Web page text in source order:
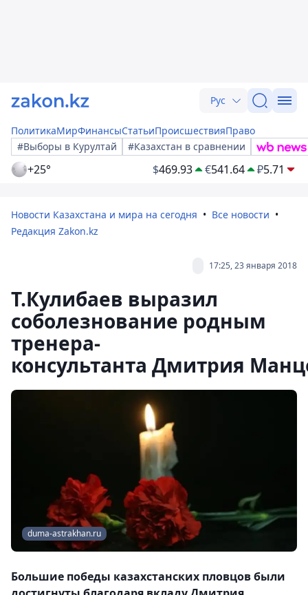
Рус
ПолитикаМирФинансыСтатьиПроисшествияПраво
#Выборы в Курултай
#Казахстан в сравнении
+25° $469.93 €541.64 ₽5.71
Новости Казахстана и мира на сегодня
Все новости
Редакция Zakon.kz
17:25, 23 января 2018
Т.Кулибаев выразил
соболезнование родным
тренера-
консультанта Дмитрия
duma-astrakhan.ru
Большие победы казахстанских пловцов были